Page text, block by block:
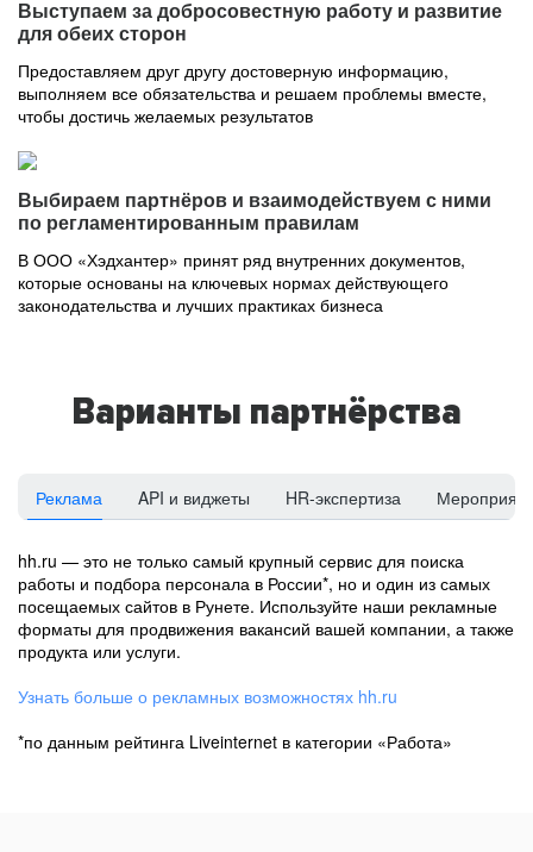
Выступаем за добросовестную работу и развитие
для обеих сторон
Предоставляем друг другу достоверную информацию,
выполняем все обязательства и решаем проблемы вместе,
чтобы достичь желаемых результатов
Выбираем партнёров и взаимодействуем с ними
по регламентированным правилам
В ООО «Хэдхантер» принят ряд внутренних документов,
которые основаны на ключевых нормах действующего
законодательства и лучших практиках бизнеса
Варианты партнёрства
Реклама API и виджеты HR-экспертиза
hh.ru — это не только самый крупный сервис для поиска
работы и подбора персонала в России*, но и один из самых
посещаемых сайтов в Рунете. Используйте наши рекламные
форматы для продвижения вакансий вашей компании, а также
продукта или услуги.
Узнать больше о рекламных возможностях hh.ru
*по данным рейтинга Liveinternet в категории «Работа»